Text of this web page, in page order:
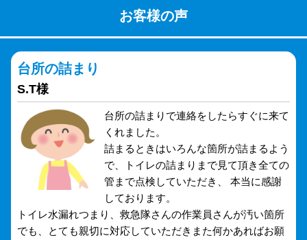
お客様の声
台所の詰まり
S.T様
台所の詰まりで連絡をしたらすぐに来て
くれました。
詰まるときはいろんな箇所が詰まるよう
で、トイレの詰まりまで見て頂き全ての
管まで点検していただき、 本当に感謝
しております。
トイレ水漏れつまり、救急隊さんの作業員さんが汚い箇所
でも、とても親切に対応していただきまた何かあればお願